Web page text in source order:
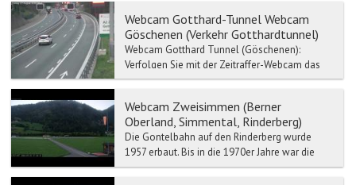
Webcam Gotthard-Tunnel Webcam
Göschenen (Verkehr Gotthardtunnel)
Webcam Gotthard Tunnel (Göschenen):
Verfolgen Sie mit der Zeitraffer-Webcam das
Live Wetter-Gotthard Tunnel. Verkehr- und
Webcam Zweisimmen (Berner
Oberland, Simmental, Rinderberg)
Die Gontelbahn auf den Rinderberg wurde
1957 erbaut. Bis in die 1970er Jahre war die
Rinderbergbahn die längste ihrer Art in Europa.